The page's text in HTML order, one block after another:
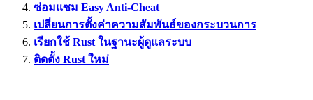
ซ่อมแซม Easy Anti-Cheat
เปลี่ยนการตั้งค่าความสัมพันธ์ของกระบวนการ
เรียกใช้ Rust ในฐานะผู้ดูแลระบบ
ติดตั้ง Rust ใหม่